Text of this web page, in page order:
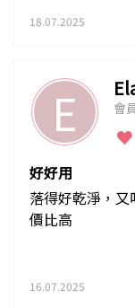
18.07.2025
E 會
好好用
落得好乾淨，
價比高
16.07.2025